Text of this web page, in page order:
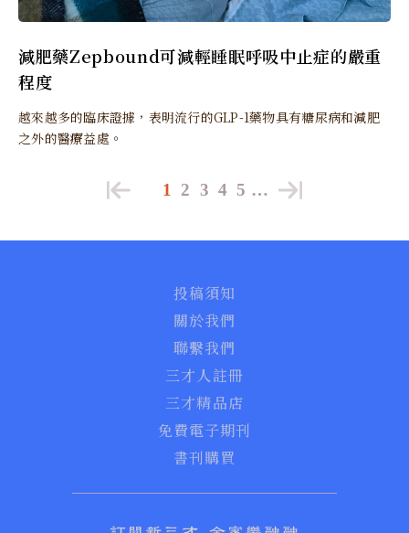
減肥藥Zepbound可減輕睡眠呼吸中止症的嚴重
程度
越來越多的臨床證據，表明流行的GLP-1藥物具有糖尿病和減肥
之外的醫療益處。
1 2 3 4 5 …
投稿須知
關於我們
聯繫我們
三才人註冊
三才精品店
免費電子期刊
書刊購買